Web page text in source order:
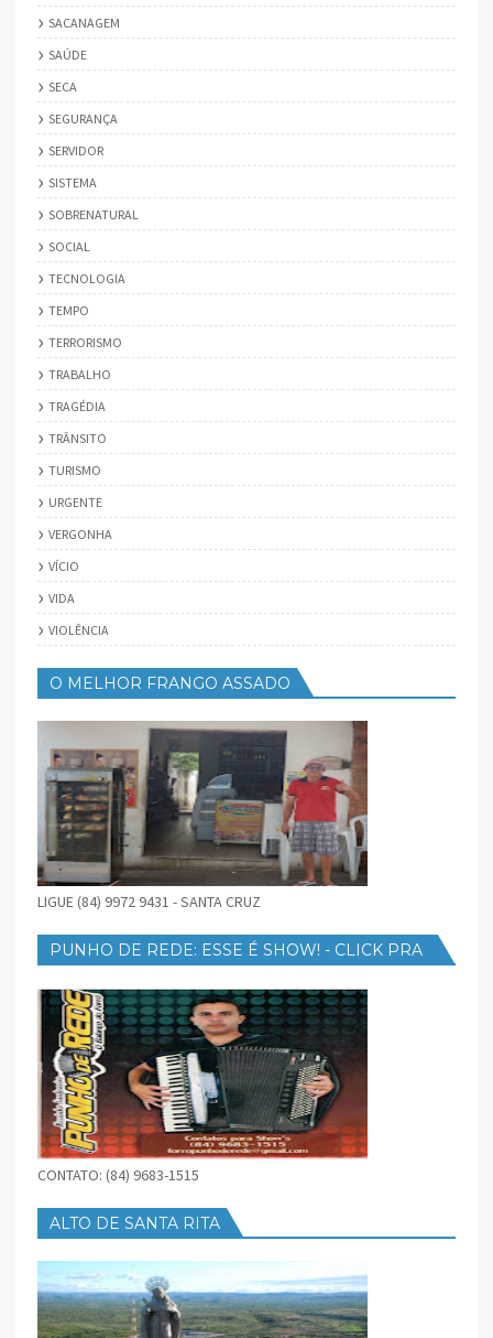
SACANAGEM
SAÚDE
SECA
SEGURANÇA
SERVIDOR
SISTEMA
SOBRENATURAL
SOCIAL
TECNOLOGIA
TEMPO
TERRORISMO
TRABALHO
TRAGÉDIA
TRÂNSITO
TURISMO
URGENTE
VERGONHA
VÍCIO
VIDA
VIOLÊNCIA
O MELHOR FRANGO ASSADO
LIGUE (84) 9972 9431 - SANTA CRUZ
PUNHO DE REDE: ESSE É SHOW! - CLICK PRA
CONTATO: (84) 9683-1515
ALTO DE SANTA RITA